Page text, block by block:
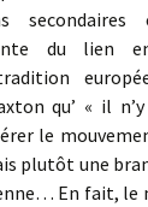
secondaires
du lien
qu’ « il
le
plutôt une
En fait, le